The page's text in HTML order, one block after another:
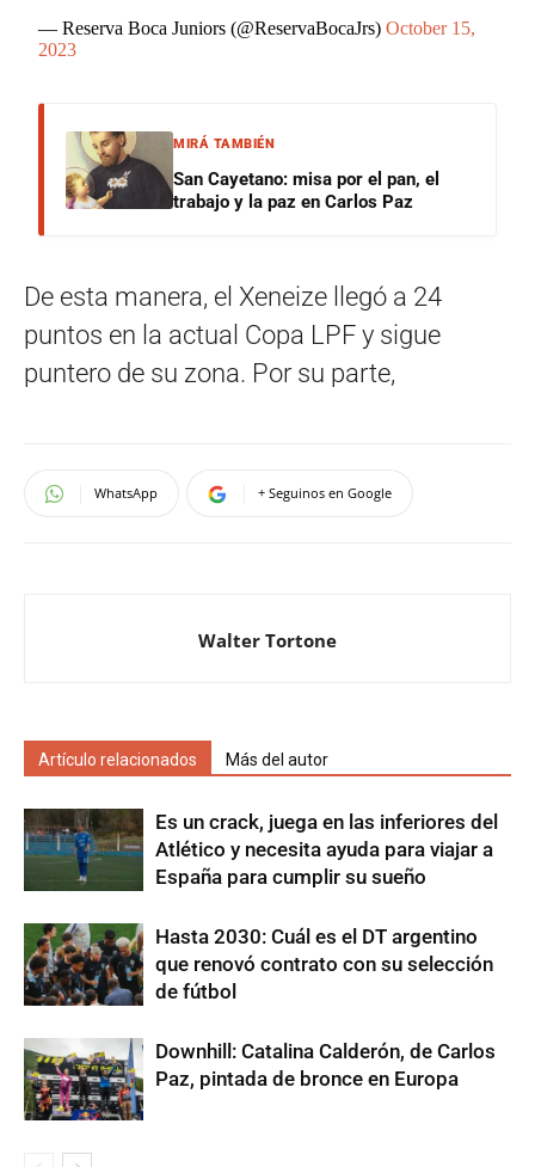
— Reserva Boca Juniors (@ReservaBocaJrs)October 15,
2023
MIRÁ TAMBIÉN
San Cayetano: misa por el pan, el
trabajo y la paz en Carlos Paz
De esta manera, el Xeneize llegó a 24
puntos en la actual Copa LPF y sigue
puntero de su zona. Por su parte,
WhatsApp + Seguinos en Google
Walter Tortone
Artículo relacionados Más del autor
Es un crack, juega en las inferiores del
Atlético y necesita ayuda para viajar a
España para cumplir su sueño
Hasta 2030: Cuál es el DT argentino
que renovó contrato con su selección
de fútbol
Downhill: Catalina Calderón, de Carlos
Paz, pintada de bronce en Europa